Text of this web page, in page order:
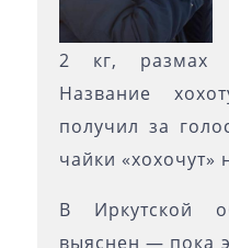
2 кг, размах
Название
получил за
чайки «хохочут»
В Иркутской
выяснен — пока